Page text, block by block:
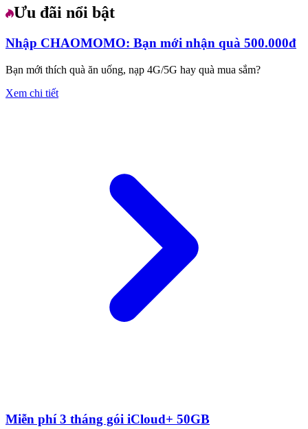
Ưu đãi nổi bật
Nhập CHAOMOMO: Bạn mới nhận quà 500.000đ
Bạn mới thích quà ăn uống, nạp 4G/5G hay quà mua sắm?
Xem chi tiết
Miễn phí 3 tháng gói iCloud+ 50GB